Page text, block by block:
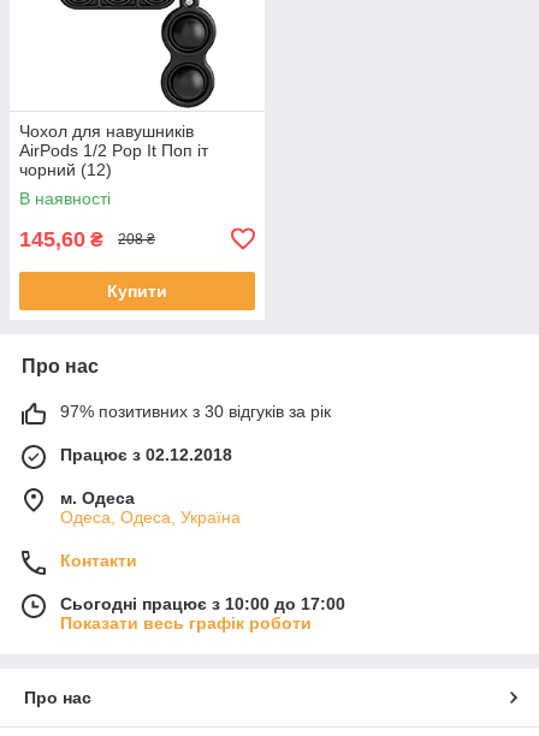
Чохол для навушників
AirPods 1/2 Pop It Поп іт
чорний (12)
В наявності
145,60 ₴ 208 ₴
Купити
Про нас
97% позитивних з 30 відгуків за рік
Працює з 02.12.2018
м. Одеса
Одеса, Одеса, Україна
Контакти
Сьогодні працює з 10:00 до 17:00
Показати весь графік роботи
Про нас